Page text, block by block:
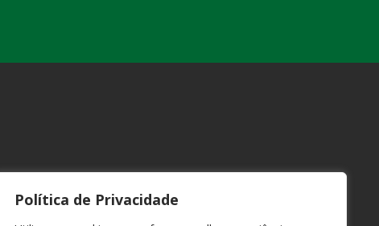
Política de Privacidade